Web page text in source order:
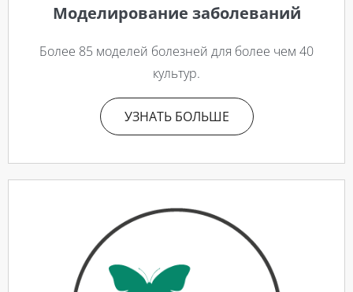
Моделирование заболеваний
Более 85 моделей болезней для более чем 40
культур.
УЗНАТЬ БОЛЬШЕ